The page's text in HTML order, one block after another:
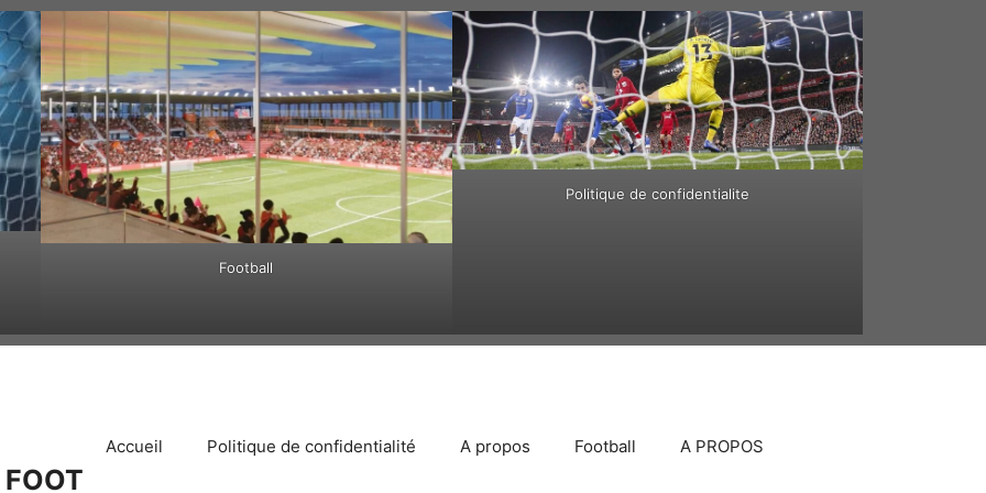
Football
Politique de confidentialite
Accueil Politique de confidentialité A propos Football A PROPOS